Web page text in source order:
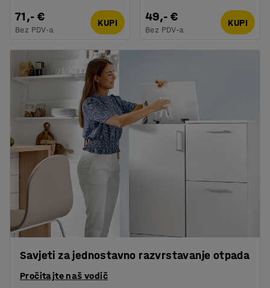
71,- €
Bez PDV-a
KUPI 49,- €
Bez PDV-a
KUPI
Savjeti za jednostavno razvrstavanje otpada
Pročitajte naš vodič